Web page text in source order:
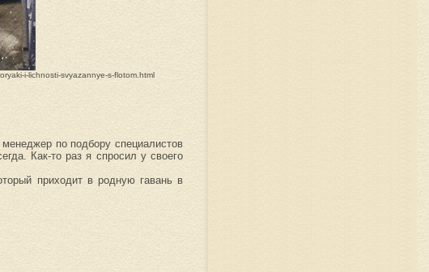
i-lichnosti-svyazannye-s-flotom.html
по подбору специалистов
Как-то раз я спросил у своего
приходит в родную гавань в